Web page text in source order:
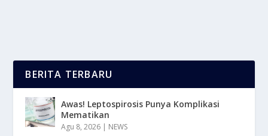
BERITA TERBARU
Awas! Leptospirosis Punya Komplikasi
Mematikan
Agu 8, 2026 | NEWS